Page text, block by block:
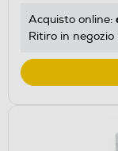
Acquisto online:
Ritiro in